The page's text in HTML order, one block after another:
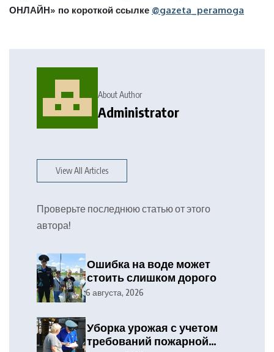
ОНЛАЙН» по короткой ссылке @gazeta_peramoga
About Author
Administrator
View All Articles
Проверьте последнюю статью от этого
автора!
Ошибка на воде может
стоить слишком дорого
6 августа, 2026
Уборка урожая с учетом
требований пожарной